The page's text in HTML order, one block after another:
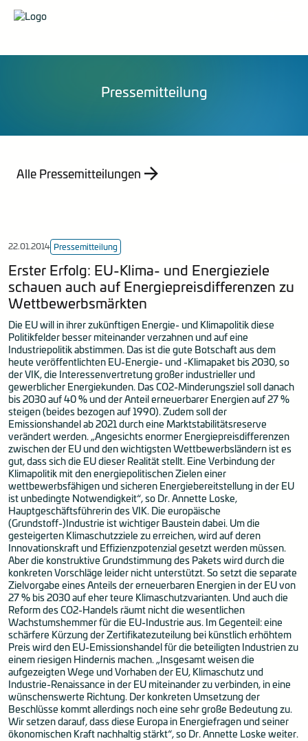
Mitteilungen
Empfehlung
Pressemitteilung
Alle Pressemitteilungen
22.01.2014 Pressemitteilung
Erster Erfolg: EU-Klima- und Energieziele
schauen auch auf Energiepreisdifferenzen zu
Wettbewerbsmärkten
Die EU will in ihrer zukünftigen Energie- und Klimapolitik diese
Politikfelder besser miteinander verzahnen und auf eine
Industriepolitik abstimmen. Das ist die gute Botschaft aus dem
heute veröffentlichten EU-Energie- und -Klimapaket bis 2030, so
der VIK, die Interessenvertretung großer industrieller und
gewerblicher Energiekunden. Das CO2-Minderungsziel soll danach
bis 2030 auf 40 % und der Anteil erneuerbarer Energien auf 27 %
steigen (beides bezogen auf 1990). Zudem soll der
Emissionshandel ab 2021 durch eine Marktstabilitätsreserve
verändert werden. „Angesichts enormer Energiepreisdifferenzen
zwischen der EU und den wichtigsten Wettbewerbsländern ist es
gut, dass sich die EU dieser Realität stellt. Eine Verbindung der
Klimapolitik mit den energiepolitischen Zielen einer
wettbewerbsfähigen und sicheren Energiebereitstellung in der EU
ist unbedingte Notwendigkeit“, so Dr. Annette Loske,
Hauptgeschäftsführerin des VIK. Die europäische
(Grundstoff-)Industrie ist wichtiger Baustein dabei. Um die
gesteigerten Klimaschutzziele zu erreichen, wird auf deren
Innovationskraft und Effizienzpotenzial gesetzt werden müssen.
Aber die konstruktive Grundstimmung des Pakets wird durch die
konkreten Vorschläge leider nicht unterstützt. So setzt die separate
Zielvorgabe eines Anteils der erneuerbaren Energien in der EU von
27 % bis 2030 auf eher teure Klimaschutzvarianten. Und auch die
Reform des CO2-Handels räumt nicht die wesentlichen
Wachstumshemmer für die EU-Industrie aus. Im Gegenteil: eine
schärfere Kürzung der Zertifikatezuteilung bei künstlich erhöhtem
Preis wird den EU-Emissionshandel für die beteiligten Industrien zu
einem riesigen Hindernis machen. „Insgesamt weisen die
aufgezeigten Wege und Vorhaben der EU, Klimaschutz und
Industrie-Renaissance in der EU miteinander zu verbinden, in eine
wünschenswerte Richtung. Der konkreten Umsetzung der
Beschlüsse kommt allerdings noch eine sehr große Bedeutung zu.
Wir setzen darauf, dass diese Europa in Energiefragen und seiner
ökonomischen Kraft nachhaltig stärkt“, so Dr. Annette Loske weiter.